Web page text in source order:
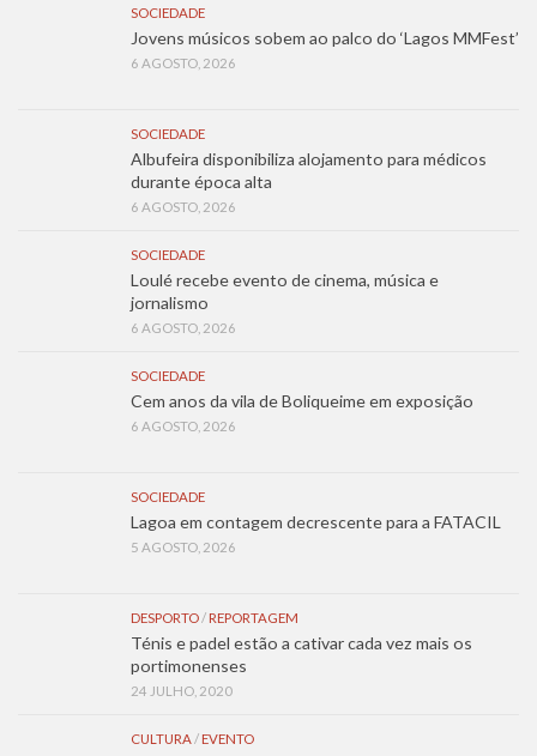
SOCIEDADE
Jovens músicos sobem ao palco do ‘Lagos MMFest’
6 AGOSTO, 2026
SOCIEDADE
Albufeira disponibiliza alojamento para médicos
durante época alta
6 AGOSTO, 2026
SOCIEDADE
Loulé recebe evento de cinema, música e
jornalismo
6 AGOSTO, 2026
SOCIEDADE
Cem anos da vila de Boliqueime em exposição
6 AGOSTO, 2026
SOCIEDADE
Lagoa em contagem decrescente para a FATACIL
5 AGOSTO, 2026
DESPORTO/ REPORTAGEM
Ténis e padel estão a cativar cada vez mais os
portimonenses
24 JULHO, 2020
CULTURA/ EVENTO